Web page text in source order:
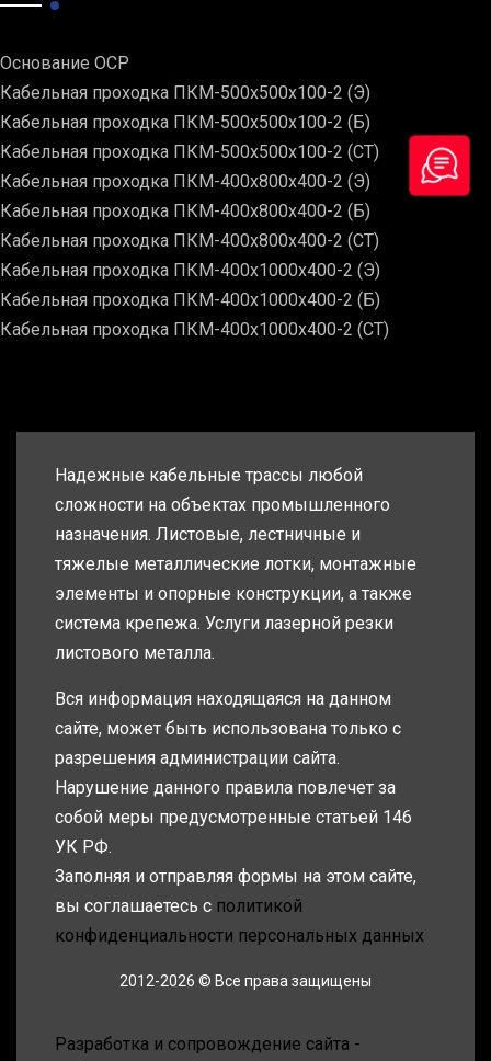
Основание ОСР
Кабельная проходка ПКМ-500х500х100-2 (Э)
Кабельная проходка ПКМ-500х500х100-2 (Б)
Кабельная проходка ПКМ-500х500х100-2 (СТ)
Кабельная проходка ПКМ-400х800х400-2 (Э)
Кабельная проходка ПКМ-400х800х400-2 (Б)
Кабельная проходка ПКМ-400х800х400-2 (СТ)
Кабельная проходка ПКМ-400х1000х400-2 (Э)
Кабельная проходка ПКМ-400х1000х400-2 (Б)
Кабельная проходка ПКМ-400х1000х400-2 (СТ)
Надежные кабельные трассы любой
сложности на объектах промышленного
назначения. Листовые, лестничные и
тяжелые металлические лотки, монтажные
элементы и опорные конструкции, а также
система крепежа. Услуги лазерной резки
листового металла.
Вся информация находящаяся на данном
сайте, может быть использована только с
разрешения администрации сайта.
Нарушение данного правила повлечет за
собой меры предусмотренные статьей 146
УК РФ.
Заполняя и отправляя формы на этом сайте,
вы соглашаетесь с политикой
конфиденциальности персональных данных
2012-2026 © Все права защищены
Разработка и сопровождение сайта -